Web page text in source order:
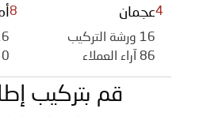
4عجمان
16 ورشة التركيب
86 آراء العملاء
8
16
0 آراء العملاء
قم بتركيب